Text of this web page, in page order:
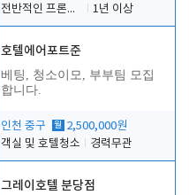
전반적인 프론트 당번업무
1년 이상
호텔에어포트준
베팅, 청소이모, 부부팀 모집
합니다.
인천 중구 월 2,500,000원
객실 및 호텔청소
경력무관
그레이호텔 분당점